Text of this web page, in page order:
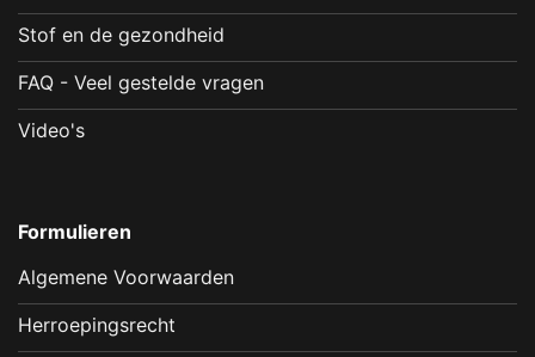
Stof en de gezondheid
FAQ - Veel gestelde vragen
Video's
Formulieren
Algemene Voorwaarden
Herroepingsrecht